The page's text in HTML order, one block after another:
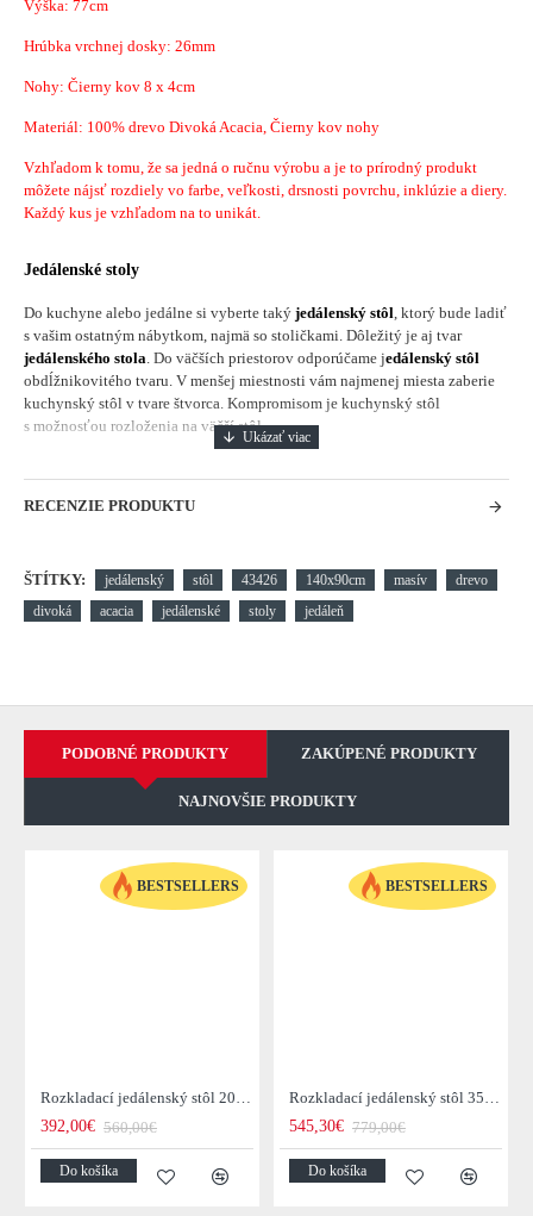
Výška: 77cm
Hrúbka vrchnej dosky: 26mm
Nohy: Čierny kov 8 x 4cm
Materiál: 100% drevo Divoká Acacia, Čierny kov nohy
Vzhľadom k tomu, že sa jedná o ručnu výrobu a je to prírodný produkt
môžete nájsť rozdiely vo farbe, veľkosti, drsnosti povrchu, inklúzie a diery.
Každý kus je vzhľadom na to unikát.
Jedálenské stoly
Do kuchyne alebo jedálne si vyberte taký jedálenský stôl, ktorý bude ladiť
s vašim ostatným nábytkom, najmä so stoličkami. Dôležitý je aj tvar
jedálenského stola. Do väčších priestorov odporúčame jedálenský stôl
obdĺžnikovitého tvaru. V menšej miestnosti vám najmenej miesta zaberie
kuchynský stôl v tvare štvorca. Kompromisom je kuchynský stôl
s možnosťou rozloženia na väčší stôl.
RECENZIE PRODUKTU
ŠTÍTKY: jedálenský stôl 43426 140x90cm masív
drevo
divoká
acacia jedálenské stoly jedáleň
PODOBNÉ PRODUKTY ZAKÚPENÉ PRODUKTY
NAJNOVŠIE PRODUKTY
BESTSELLERS
Rozkladací jedálenský stôl 20976 120/200x80cm Masív drevo Palisander
392,00€ 560,00€
Do košíka
BESTSELLERS
Rozkladací jedálenský stôl 35299 160/240x100cm Masív drevo Palisander
545,30€ 779,00€
Do košíka